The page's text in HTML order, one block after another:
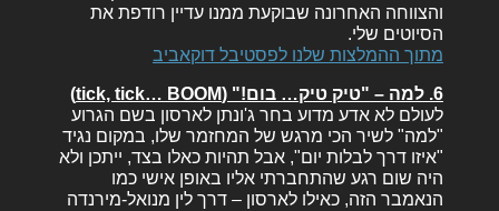
והצווחה האחרונה שבוקעת ממנו עדיין רודפת את
הסיוטים שלי.
מתוך ההמלצות שלנו לפסטיבל דוקאביב
6. למה – "טיק טיק… בום!" (tick, tick… BOOM)
לעולם לא אדע מדוע בחר ג'ונתן לארסון בשם הגרוע
"למה" לשיר הכי מרגש של המחזמר שלו, במקום נגיד
"איזו דרך לבלות יום", אבל תהיות כאלו בצד, ייתכן ולא
היה שום רגע שהתחברתי אליו באופן אישי כמו
הנאמבר הזה, כאילו לארסון – דרך לין מנואל-מירנדה